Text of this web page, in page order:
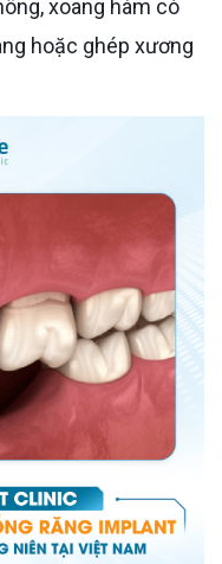
xoang hàm có
hoặc ghép xương